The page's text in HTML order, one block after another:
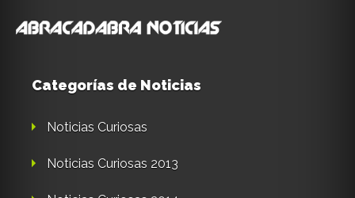
Categorías de Noticias
Noticias Curiosas
Noticias Curiosas 2013